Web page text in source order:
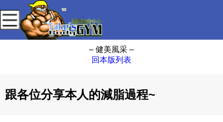
– 健美風采 –
回本版列表
跟各位分享本人的減脂過程~